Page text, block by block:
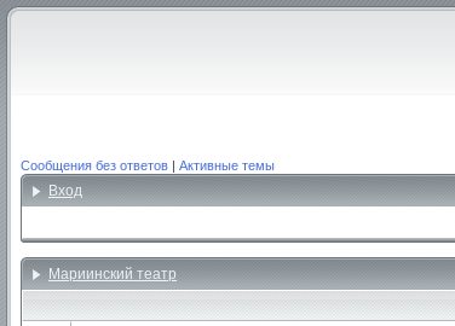
Сообщения без ответов | Активные темы
Вход
Мариинский театр